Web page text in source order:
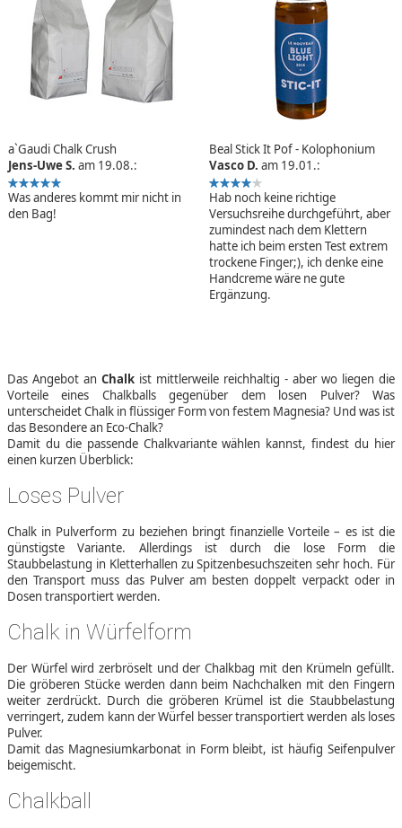
a`Gaudi Chalk Crush
Jens-Uwe S. am 19.08.:
Was anderes kommt mir nicht in
den Bag!
Beal Stick It Pof - Kolophonium
Vasco D. am 19.01.:
Hab noch keine richtige
Versuchsreihe durchgeführt, aber
zumindest nach dem Klettern
hatte ich beim ersten Test extrem
trockene Finger;), ich denke eine
Handcreme wäre ne gute
Ergänzung.
Das Angebot an Chalk ist mittlerweile reichhaltig - aber wo liegen die
Vorteile eines Chalkballs gegenüber dem losen Pulver? Was
unterscheidet Chalk in flüssiger Form von festem Magnesia? Und was ist
das Besondere an Eco-Chalk?
Damit du die passende Chalkvariante wählen kannst, findest du hier
einen kurzen Überblick:
Loses Pulver
Chalk in Pulverform zu beziehen bringt finanzielle Vorteile – es ist die
günstigste Variante. Allerdings ist durch die lose Form die
Staubbelastung in Kletterhallen zu Spitzenbesuchszeiten sehr hoch. Für
den Transport muss das Pulver am besten doppelt verpackt oder in
Dosen transportiert werden.
Chalk in Würfelform
Der Würfel wird zerbröselt und der Chalkbag mit den Krümeln gefüllt.
Die gröberen Stücke werden dann beim Nachchalken mit den Fingern
weiter zerdrückt. Durch die gröberen Krümel ist die Staubbelastung
verringert, zudem kann der Würfel besser transportiert werden als loses
Pulver.
Damit das Magnesiumkarbonat in Form bleibt, ist häufig Seifenpulver
beigemischt.
Chalkball